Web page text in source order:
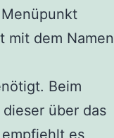
mit dem Namen
Beim
über das
es